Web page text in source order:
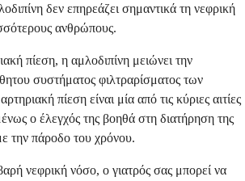
δεν επηρεάζει σημαντικά τη νεφρική
ανθρώπους.
πίεση, η αμλοδιπίνη μειώνει την
συστήματος φιλτραρίσματος των
πίεση είναι μία από τις κύριες αιτίες
ο έλεγχός της βοηθά στη διατήρηση της
την πάροδο του χρόνου.
νεφρική νόσο, ο γιατρός σας μπορεί να